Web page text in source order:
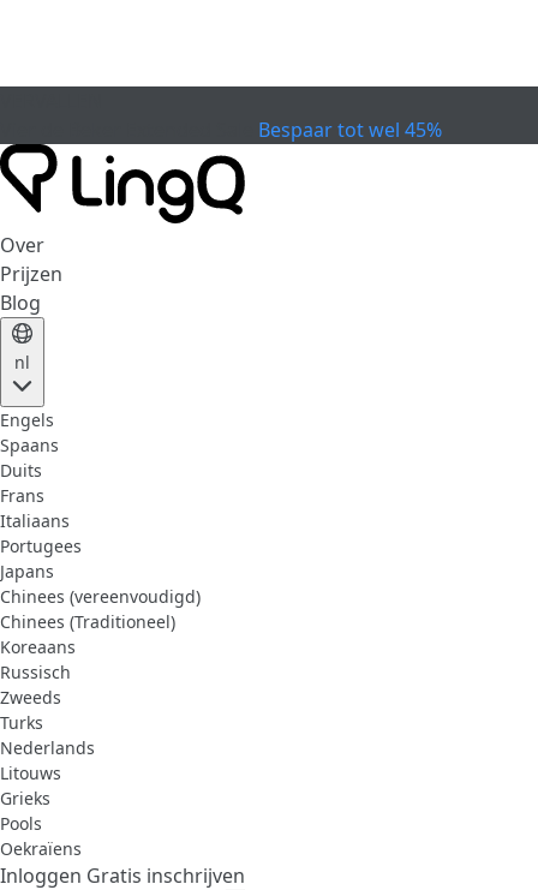
Bespaar tot wel 45%
Over
Prijzen
Blog
nl
Engels
Spaans
Duits
Frans
Italiaans
Portugees
Japans
Chinees (vereenvoudigd)
Chinees (Traditioneel)
Koreaans
Russisch
Zweeds
Turks
Nederlands
Litouws
Grieks
Pools
Oekraïens
Inloggen Gratis inschrijven